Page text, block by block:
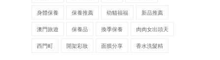
身體保養 保養推薦 幼貓福福 新品推薦
澳門旅遊 保養品 換季保養 肉肉女出頭天
西門町 開架彩妝 面膜分享 香水洗髮精